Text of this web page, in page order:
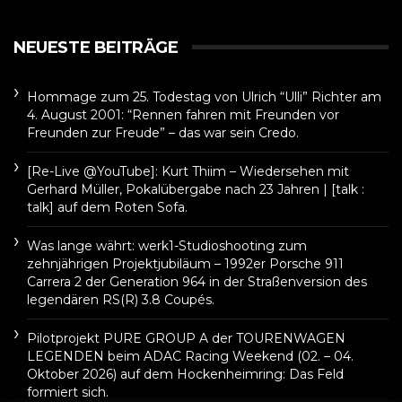
NEUESTE BEITRÄGE
Hommage zum 25. Todestag von Ulrich “Ulli” Richter am
4. August 2001: “Rennen fahren mit Freunden vor
Freunden zur Freude” – das war sein Credo.
[Re-Live @YouTube]: Kurt Thiim – Wiedersehen mit
Gerhard Müller, Pokalübergabe nach 23 Jahren | [talk :
talk] auf dem Roten Sofa.
Was lange währt: werk1-Studioshooting zum
zehnjährigen Projektjubiläum – 1992er Porsche 911
Carrera 2 der Generation 964 in der Straßenversion des
legendären RS(R) 3.8 Coupés.
Pilotprojekt PURE GROUP A der TOURENWAGEN
LEGENDEN beim ADAC Racing Weekend (02. – 04.
Oktober 2026) auf dem Hockenheimring: Das Feld
formiert sich.